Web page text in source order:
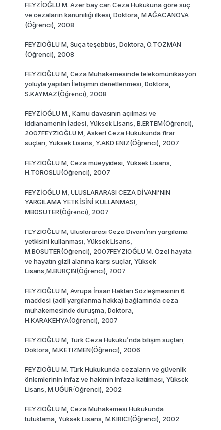
FEYZİOĞLU M. Azer bay can Ceza Hukukuna göre suç
ve cezaların kanuniliği ilkesi, Doktora, M.AĞACANOVA
(Öğrenci), 2008
FEYZIOĞLU M, Suça teşebbüs, Doktora, Ö.TOZMAN
(Öğrenci), 2008
FEYZlOĞLU M, Ceza Muhakemesinde telekomünikasyon
yoluyla yapılan İletişimin denetlenmesi, Doktora,
S.KAYMAZ(Öğrenci), 2008
FEYZİOĞLU M., Kamu davasının açılması ve
iddianamenin İadesi, Yüksek Lisans, B.ERTEM(Öğrenci),
2007FEYZlOĞLU M, Askeri Ceza Hukukunda firar
suçları, Yüksek Lisans, Y.AKD ENIZ(Öğrenci), 2007
FEYZIOĞLU M, Ceza müeyyidesi, Yüksek Lisans,
H.TOROSLU(Öğrenci), 2007
FEYZİOĞLU M, ULUSLARARASI CEZA DİVANI’NIN
YARGILAMA YETKİSİNİ KULLANMASI,
MBOSUTER(Öğrenci), 2007
FEYZIOĞLU M, Uluslararası Ceza Divanı’nın yargılama
yetkisini kullanması, Yüksek Lisans,
M.BOSUTER(Öğrenci), 2007FEYZIOĞLU M. Özel hayata
ve hayatın gizli alanına karşı suçlar, Yüksek
Lisans,M.BURÇIN(Öğrenci), 2007
FEYZlOĞLU M, Avrupa İnsan Hakları Sözleşmesinin 6.
maddesi (adil yargılanma hakka) bağlamında ceza
muhakemesinde duruşma, Doktora,
H.KARAKEHYA(Öğrenci), 2007
FEYZIOĞLU M, Türk Ceza Hukuku’nda bilişim suçları,
Doktora, M.KETIZMEN(Öğrenci), 2006
FEYZlOĞLU M. Türk Hukukunda cezaların ve güvenlik
önlemlerinin infaz ve hakimin infaza katılması, Yüksek
Lisans, M.UĞUR(Öğrenci), 2002
FEYZIOĞLU M, Ceza Muhakemesi Hukukunda
tutuklama, Yüksek Lisans, M.KIRICI(Öğrenci), 2002